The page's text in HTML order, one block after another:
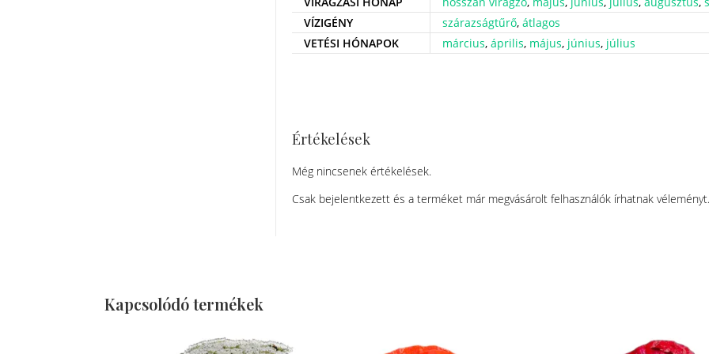
VÍZIGÉNY
szárazságtűrő, átlagos
VETÉSI HÓNAPOK
március, április, május, június, július
Értékelések
Még nincsenek értékelések.
Csak bejelentkezett és a terméket már megvásárolt felhasználók írhatnak véleményt.
Kapcsolódó termékek